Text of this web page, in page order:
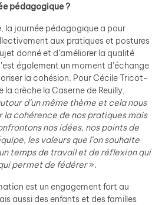
pédagogique ?
la journée pédagogique a pour
aux pratiques et postures
donné et d’améliorer la qualité
également un moment d’échange
la cohésion. Pour Cécile Tricot-
la crèche la Caserne de Reuilly,
d’un même thème et cela nous
cohérence de nos pratiques mais
nos idées, nos points de
les valeurs que l’on souhaite
temps de travail et de réflexion qui
permet de fédérer».
est un engagement fort au
aussi des enfants et des familles